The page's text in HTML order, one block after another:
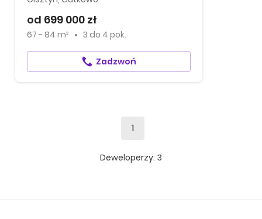
od 699 000 zł
67 - 84 m² 3 do 4 pok.
Zadzwoń
1
Deweloperzy: 3